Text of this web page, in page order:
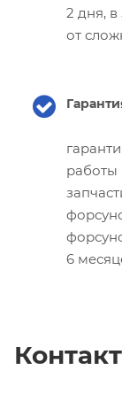
2 дня, в
от
работы
6